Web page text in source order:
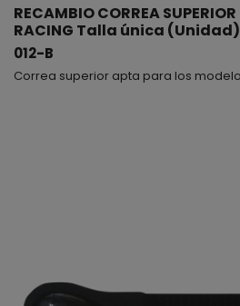
RECAMBIO CORREA SUPERIOR
RACING Talla única (Unidad)
012-B